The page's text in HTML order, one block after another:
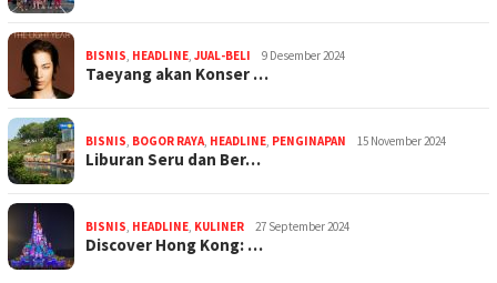
BISNIS HEADLINE JUAL-BELI 9 Desember 2024
Taeyang akan Konser …
BISNIS BOGOR RAYA HEADLINE PENGINAPAN 15 November 2024
Liburan Seru dan Ber…
BISNIS HEADLINE KULINER 27 September 2024
Discover Hong Kong: …